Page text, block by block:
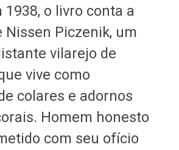
1938, o livro conta a
Nissen Piczenik, um
vilarejo de
vive como
colares e adornos
Homem honesto
com seu ofício